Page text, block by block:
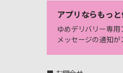
アプリならもっ
ゆめデリバリー専用
メッセージの通知が